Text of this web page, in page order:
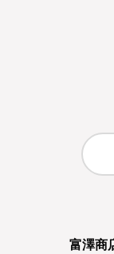
富澤商